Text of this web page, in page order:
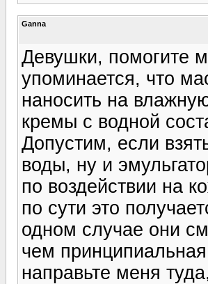
Ganna
Девушки, помогите
упоминается, что
наносить на
кремы с водной
Допустим, если
воды, ну и
по воздействии на
по сути это
одном случае они
чем
направьте меня